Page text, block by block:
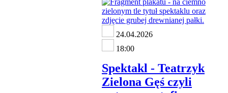
24.04.2026
18:00
Spektakl - Teatrzyk
Zielona Gęś czyli